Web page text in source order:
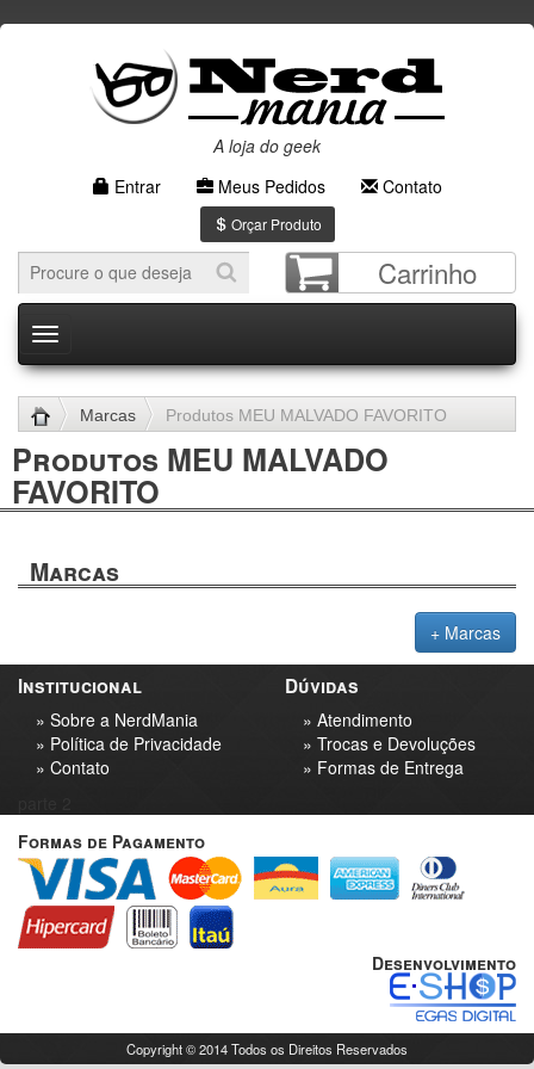
A loja do geek
Entrar
Meus Pedidos Contato
Orçar Produto
Carrinho
Menu
Marcas Produtos MEU MALVADO FAVORITO
Produtos MEU MALVADO
FAVORITO
Marcas
+ Marcas
Institucional
» Sobre a NerdMania
» Política de Privacidade
» Contato
Dúvidas
» Atendimento
» Trocas e Devoluções
» Formas de Entrega
Formas de Pagamento
Desenvolvimento
Copyright © 2014 Todos os Direitos Reservados